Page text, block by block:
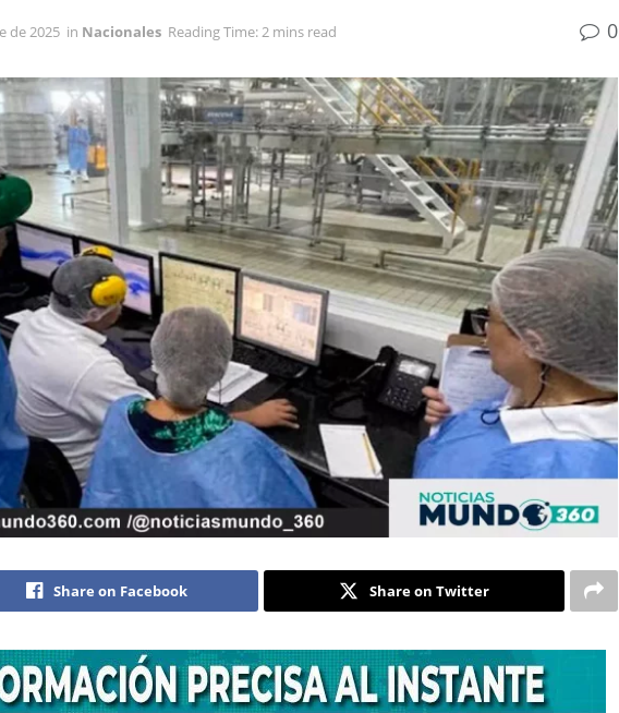
de 2025 in Nacionales Reading Time: 2 mins read 0
Share on Facebook Share on Twitter